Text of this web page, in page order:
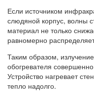
Если источником
слюдяной корпус, волны
материал не только
равномерно
Таким образом,
обогревателя
Устройство нагревает
тепло надолго.